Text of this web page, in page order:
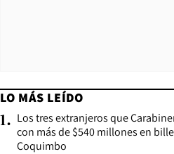
LO MÁS LEÍDO
1. Los tres extranjeros que
con más de $540 millones en
Coquimbo